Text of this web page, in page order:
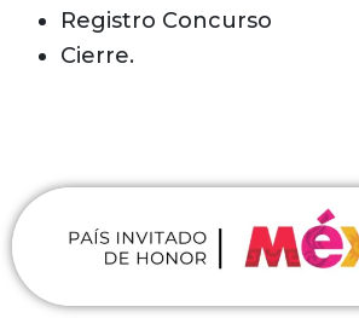
Registro Concurso
Cierre.